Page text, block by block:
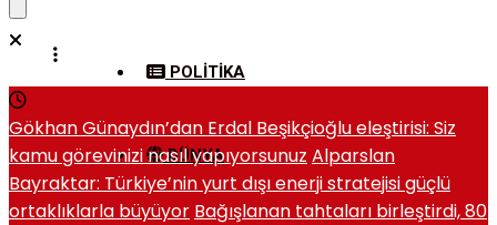
POLITIKA
DÜNYA
Gökhan Günaydın’dan Erdal Beşikçioğlu eleştirisi: Siz
kamu görevinizi nasıl yapıyorsunuz Alparslan
Bayraktar: Türkiye’nin yurt dışı enerji stratejisi güçlü
ortaklıklarla büyüyor Bağışlanan tahtaları birleştirdi, 80